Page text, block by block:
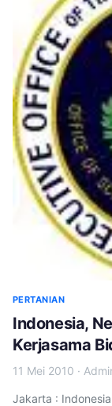
PERTANIAN
Indonesia,
Kerjasama
11 Mei 2010 ·
Jakarta :